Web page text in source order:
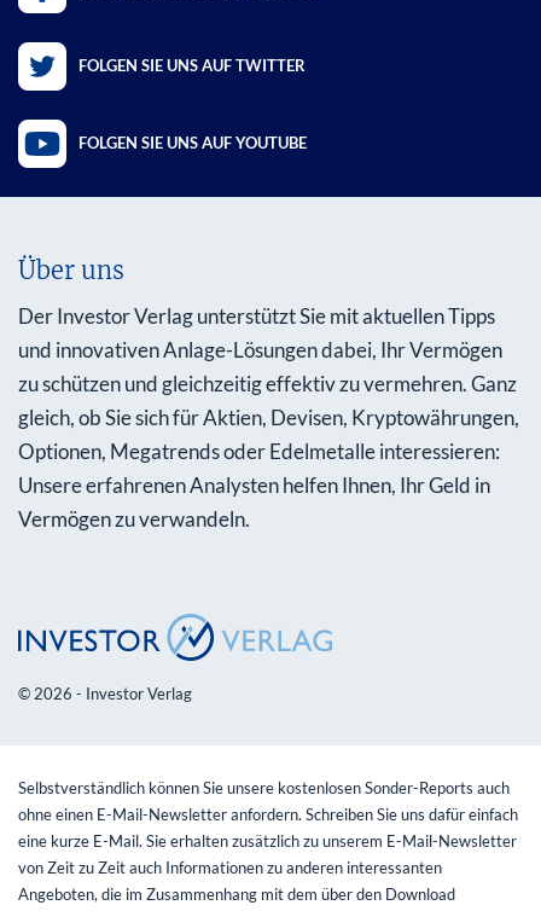
FOLGEN SIE UNS AUF TWITTER
FOLGEN SIE UNS AUF YOUTUBE
Über uns
Der Investor Verlag unterstützt Sie mit aktuellen Tipps
und innovativen Anlage-Lösungen dabei, Ihr Vermögen
zu schützen und gleichzeitig effektiv zu vermehren. Ganz
gleich, ob Sie sich für Aktien, Devisen, Kryptowährungen,
Optionen, Megatrends oder Edelmetalle interessieren:
Unsere erfahrenen Analysten helfen Ihnen, Ihr Geld in
Vermögen zu verwandeln.
© 2026 - Investor Verlag
Selbstverständlich können Sie unsere kostenlosen Sonder-Reports auch
ohne einen E-Mail-Newsletter anfordern. Schreiben Sie uns dafür einfach
eine kurze E-Mail. Sie erhalten zusätzlich zu unserem E-Mail-Newsletter
von Zeit zu Zeit auch Informationen zu anderen interessanten
Angeboten, die im Zusammenhang mit dem über den Download